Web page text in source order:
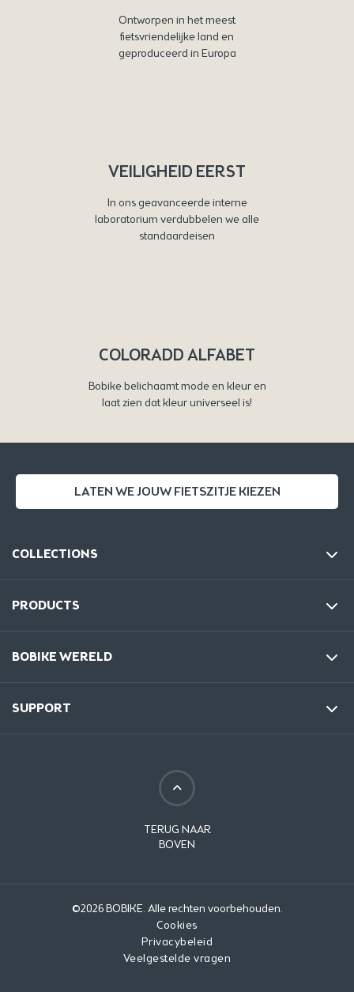
Ontworpen in het meest
fietsvriendelijke land en
geproduceerd in Europa
VEILIGHEID EERST
In ons geavanceerde interne
laboratorium verdubbelen we alle
standaardeisen
COLORADD ALFABET
Bobike belichaamt mode en kleur en
laat zien dat kleur universeel is!
LATEN WE JOUW FIETSZITJE KIEZEN
COLLECTIONS
PRODUCTS
BOBIKE WERELD
SUPPORT
TERUG NAAR
BOVEN
©2026 BOBIKE. Alle rechten voorbehouden.
Cookies
Privacybeleid
Veelgestelde vragen